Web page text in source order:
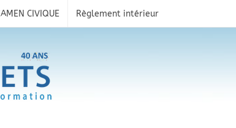
CIVIQUE Règlement intérieur